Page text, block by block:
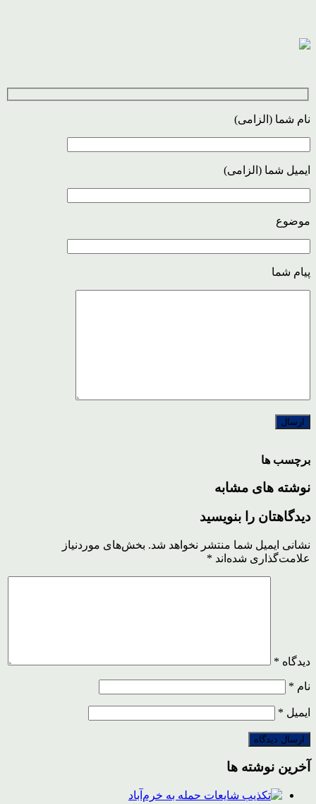
نام شما (الزامی)
ایمیل شما (الزامی)
موضوع
پیام شما
برچسب ها
نوشته های مشابه
دیدگاهتان را بنویسید
نشانی ایمیل شما منتشر نخواهد شد. بخش‌های موردنیاز
علامت‌گذاری شده‌اند *
دیدگاه *
نام *
ایمیل *
آخرین نوشته ها